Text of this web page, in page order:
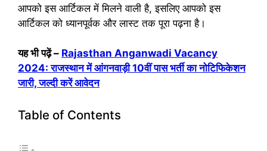
आपको इस आर्टिकल में मिलने वाली है, इसलिए आपको इस
आर्टिकल को ध्यानपूर्वक और लास्ट तक पूरा पढ़ना है।
यह भी पढ़ें – Rajasthan Anganwadi Vacancy
2024: राजस्थान में आंगनवाड़ी 10वीं पास भर्ती का नोटिफिकेशन
जारी, जल्दी करें आवेदन
Table of Contents